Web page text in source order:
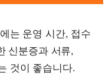
는 운영 시간, 접수
신분증과 서류,
것이 좋습니다.